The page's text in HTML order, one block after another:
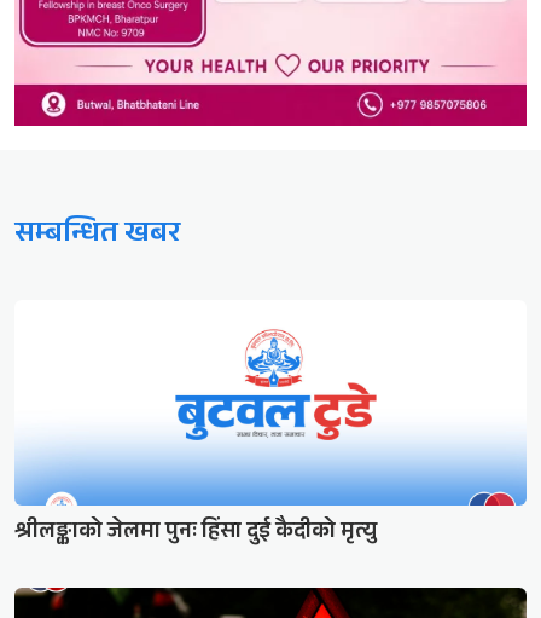
सम्बन्धित खबर
श्रीलङ्काको जेलमा पुनः हिंसा दुई कैदीको मृत्यु